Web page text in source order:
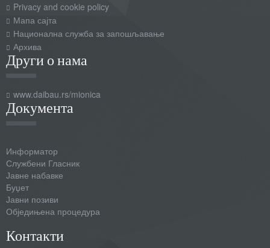
Privacy and cookie policy
Мапа сајта
Национална служба за запошљавање
Архива
Други о нама
www.daibau.rs/mionica
Документа
Информатор
Службени Гласник
Јавне набавке
Буџет
Јавни позиви
Обједињена процедура
Контакти